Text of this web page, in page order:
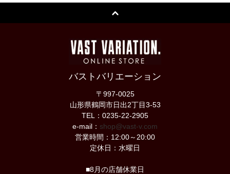
バストバリエーション
〒997-0025
山形県鶴岡市日出2丁目3-53
TEL：0235-22-2905
e-mail： shop@vast-v.com
営業時間：12:00～20:00
定休日：水曜日
■8月の店舗休業日